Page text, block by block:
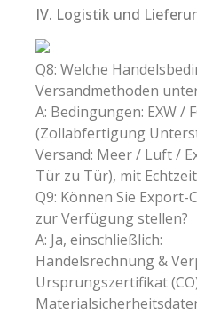
IV. Logistik und
Q8: Welche
Versandmethoden
A: Bedingungen: EXW /
(Zollabfertigung
Versand: Meer / Luft /
Tür zu Tür), mit
Q9: Können Sie
zur Verfügung stellen?
A: Ja, einschließlich:
Handelsrechnung &
Ursprungszertifikat